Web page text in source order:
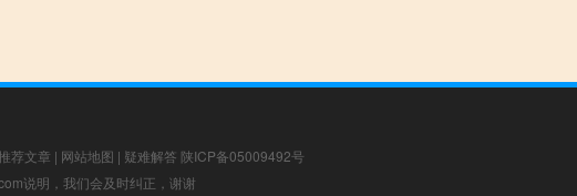
荐文章 | 网站地图 | 疑难解答 陕ICP备05009492号
说明，我们会及时纠正，谢谢